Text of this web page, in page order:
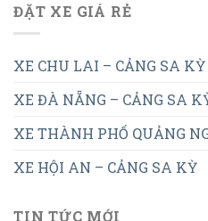
ĐẶT XE GIÁ RẺ
XE CHU LAI – CẢNG SA KỲ
XE ĐÀ NẴNG – CẢNG SA
XE THÀNH PHỐ QUẢNG
XE HỘI AN – CẢNG SA KỲ
TIN TỨC MỚI